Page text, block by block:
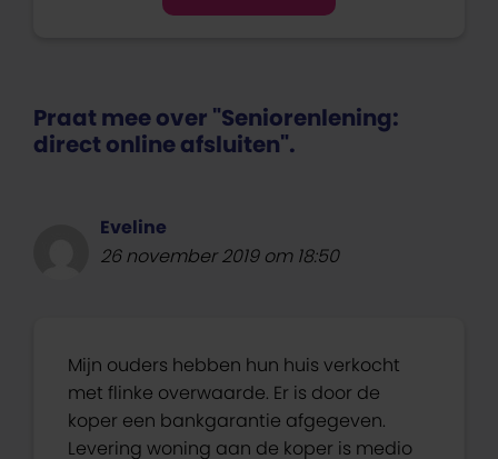
Praat mee over "Seniorenlening:
direct online afsluiten".
Eveline
26 november 2019 om 18:50
Mijn ouders hebben hun huis verkocht
met flinke overwaarde. Er is door de
koper een bankgarantie afgegeven.
Levering woning aan de koper is medio